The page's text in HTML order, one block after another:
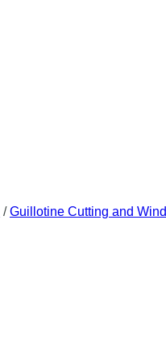
/ Guillotine Cutting and